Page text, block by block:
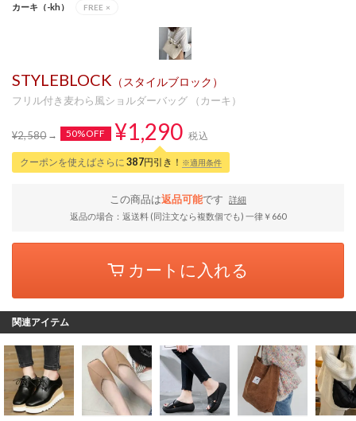
カーキ（-kh） FREE ×
STYLEBLOCK （スタイルブロック）
フリル付き麦わら風ショルダーバッグ （カーキ）
¥2,580 50%OFF ¥1,290 税込
クーポンを使えばさらに 387円引き！ ※適用条件
この商品は返品可能です
詳細
返品の場合：返送料 (同注文なら複数個でも) 一律￥660
カートに入れる
関連アイテム